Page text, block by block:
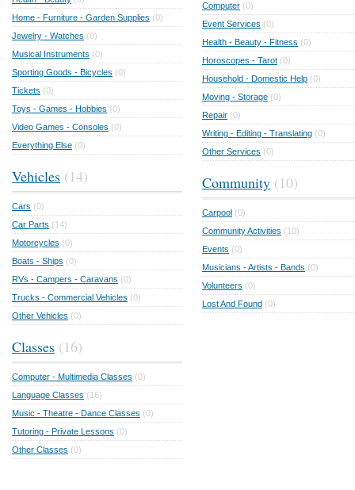
Home - Furniture - Garden Supplies (0)
Jewelry - Watches (0)
Musical Instruments (0)
Sporting Goods - Bicycles (0)
Tickets (0)
Toys - Games - Hobbies (0)
Video Games - Consoles (0)
Everything Else (0)
Vehicles (14)
Cars (0)
Car Parts (14)
Motorcycles (0)
Boats - Ships (0)
RVs - Campers - Caravans (0)
Trucks - Commercial Vehicles (0)
Other Vehicles (0)
Classes (16)
Computer - Multimedia Classes (0)
Language Classes (16)
Music - Theatre - Dance Classes (0)
Tutoring - Private Lessons (0)
Other Classes (0)
Computer (0)
Event Services (0)
Health - Beauty - Fitness (0)
Horoscopes - Tarot (0)
Household - Domestic Help (0)
Moving - Storage (0)
Repair (0)
Writing - Editing - Translating (0)
Other Services (0)
Community (10)
Carpool (0)
Community Activities (10)
Events (0)
Musicians - Artists - Bands (0)
Volunteers (0)
Lost And Found (0)